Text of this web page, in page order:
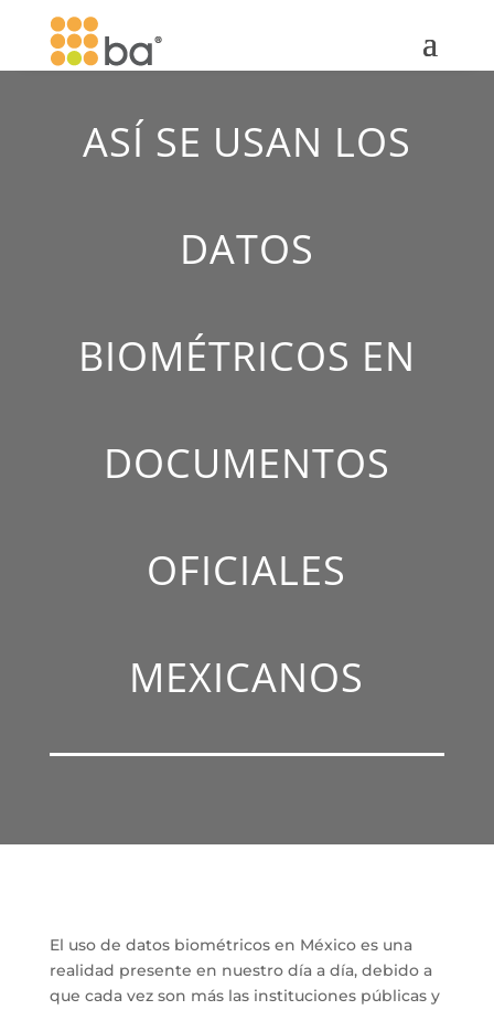
ASÍ SE USAN LOS
DATOS
BIOMÉTRICOS EN
DOCUMENTOS
OFICIALES
MEXICANOS
El uso de datos biométricos en México es una
realidad presente en nuestro día a día, debido a
que cada vez son más las instituciones públicas y